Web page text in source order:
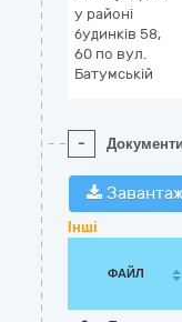
у районі
будинків 58,
60 по вул.
Батумській
- Документи
Інші
ФАЙЛ